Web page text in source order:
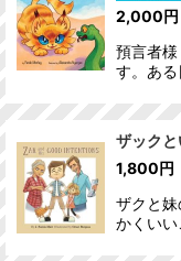
2,000円
預言者
す。あ
ザック
1,800円
ザクと
かくい